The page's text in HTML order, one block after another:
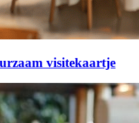
visitekaartje